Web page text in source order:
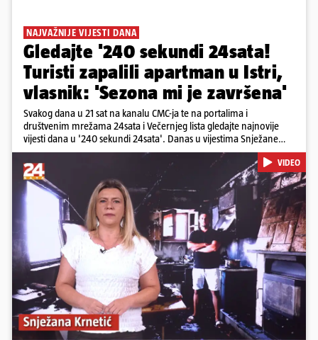
NAJVAŽNIJE VIJESTI DANA
Gledajte '240 sekundi 24sata!
Turisti zapalili apartman u Istri,
vlasnik: 'Sezona mi je završena'
Svakog dana u 21 sat na kanalu CMC-ja te na portalima i
društvenim mrežama 24sata i Večernjeg lista gledajte najnovije
vijesti dana u '240 sekundi 24sata'. Danas u vijestima Snježane
Krnetić: Turisti uništili apartman u Istri, 125 milijuna eura mogla bi
stajati sanacija otpada u Gospiću, u Osijeku pretukli nogometnog
suca, od utorka nove cijene goriva, rastu mirovine za 200 tisuća
branitelja...
Pokretanje videa...
VIDEO